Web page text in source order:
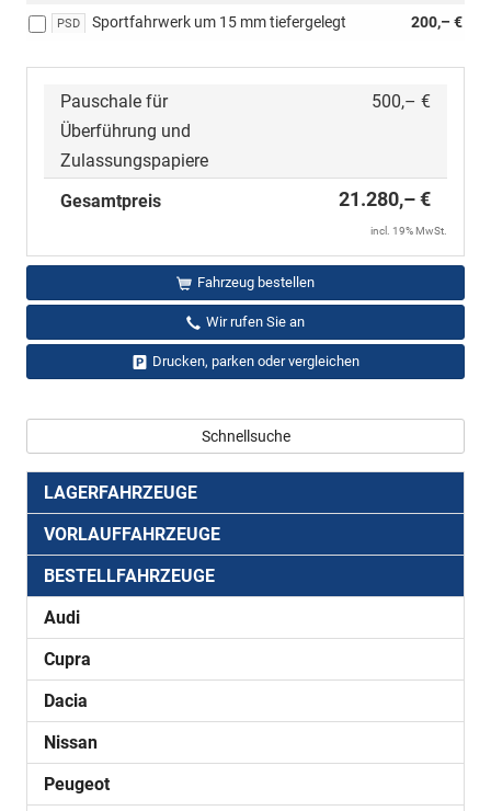
Zoll-
Performance
Leichtmetallfelgen
Performance
PSD 200,– €
Sportfahrwerk um 15 mm tiefergelegt
Pauschale für
Überführung und
Zulassungspapiere
500,– €
Gesamtpreis 21.280,– €
incl. 19% MwSt.
Fahrzeug bestellen
Wir rufen Sie an
Drucken, parken oder vergleichen
Schnellsuche
LAGERFAHRZEUGE
VORLAUFFAHRZEUGE
BESTELLFAHRZEUGE
Audi
Cupra
Dacia
Nissan
Peugeot